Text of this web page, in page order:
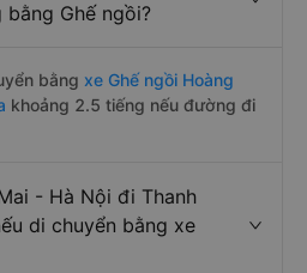
Ghế ngồi?
bằng xe Ghế ngồi Hoàng
khoảng 2.5 tiếng nếu đường đi
- Hà Nội đi Thanh
di chuyển bằng xe